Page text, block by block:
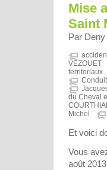
Mise
Saint
Par
VEZOUET
territoriaux
du Cheval
Michel
Et voici
Vous
août